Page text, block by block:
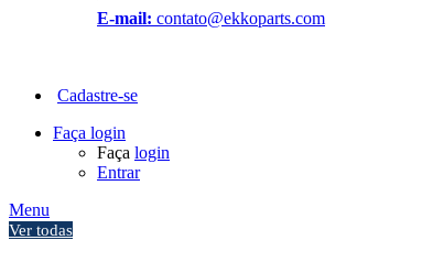
E-mail: contato@ekkoparts.com
Cadastre-se
Faça login
Faça login
Entrar
Menu
Ver todas